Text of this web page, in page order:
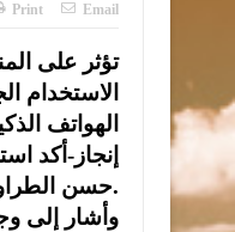
Print Email
تؤثر على
الاستخدام
الهواتف
إنجاز-أكد
حسن الطراونة أن اضطرابات النوم هي مشكلة تهدد الصحة العامة مما يتطلب إدراجها ضمن التأمين الصحي.
وأشار إلى